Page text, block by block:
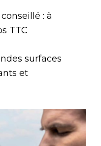
: à
TTC
surfaces
et